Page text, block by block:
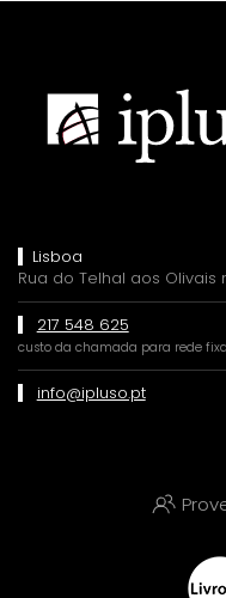
Lisboa
Rua do Telhal aos
217 548 625
custo da chamada para rede
info@ipluso.pt